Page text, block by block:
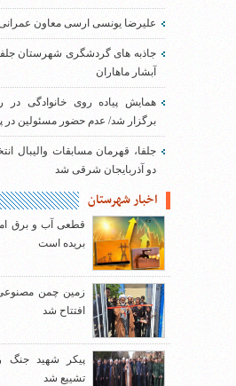
علیرضا یونسی ارسی معاون عمرانی
جاذبه های گردشگری شهرستان
آبشار ماهاران
همایش پیاده روی خانوادگی
برگزار شد/ عدم حضور مسئولین در
جلفا، قهرمان مسابقات والیبال
دو آذربایجان شرقی شد
اخبار شهرستان
قطعی آب و برق
بریده است
زمین چمن
افتتاح شد
پیکر شهید جنگ
تشییع شد